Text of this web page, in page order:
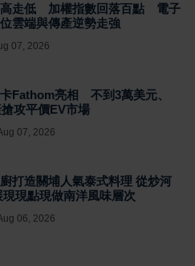
高走低 加權指數回落百點 電子
雲端與傳產逆勢走強
07, 2026
Fathom亮相 不到3萬美元、
攻平價EV市場
07, 2026
打造關埔人氣泰式料理 從炒河
現點現做南洋風味層次
06, 2026